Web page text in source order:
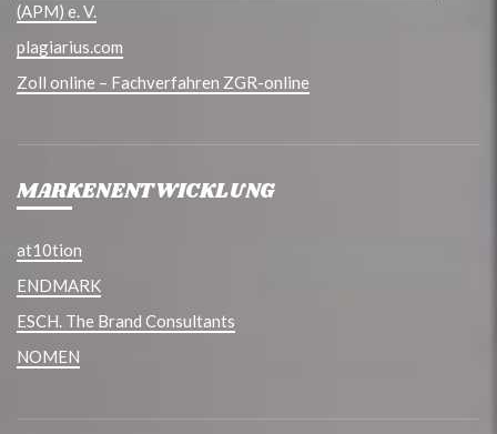
(APM) e. V.
plagiarius.com
Zoll online – Fachverfahren ZGR-online
MARKENENTWICKLUNG
at10tion
ENDMARK
ESCH. The Brand Consultants
NOMEN